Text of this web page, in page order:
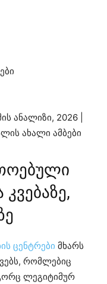
ანალიზი, 2026 |
ახალი ამბები
ცენტრები მხარს
რომლებიც
ლეგიტიმურ